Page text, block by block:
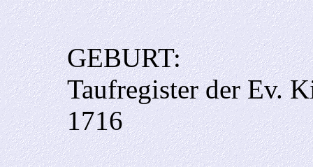
GEBURT:
Taufregister der Ev.
1716